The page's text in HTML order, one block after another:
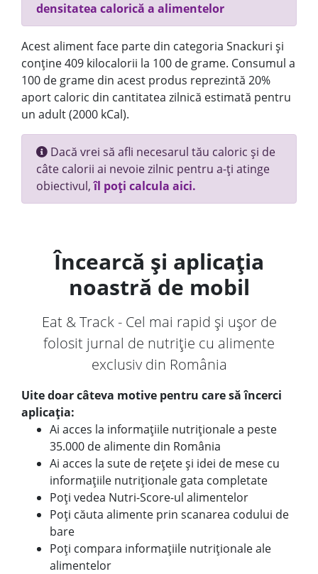
densitatea calorică a alimentelor
Acest aliment face parte din categoria Snackuri și
conține 409 kilocalorii la 100 de grame. Consumul a
100 de grame din acest produs reprezintă 20%
aport caloric din cantitatea zilnică estimată pentru
un adult (2000 kCal).
Dacă vrei să afli necesarul tău caloric și de
câte calorii ai nevoie zilnic pentru a-ți atinge
obiectivul,îl poți calcula aici.
Încearcă și aplicația
noastră de mobil
Eat & Track - Cel mai rapid și ușor de
folosit jurnal de nutriție cu alimente
exclusiv din România
Uite doar câteva motive pentru care să încerci
aplicația:
Ai acces la informațiile nutriționale a peste
35.000 de alimente din România
Ai acces la sute de rețete și idei de mese cu
informațiile nutriționale gata completate
Poți vedea Nutri-Score-ul alimentelor
Poți căuta alimente prin scanarea codului de
bare
Poți compara informațiile nutriționale ale
alimentelor